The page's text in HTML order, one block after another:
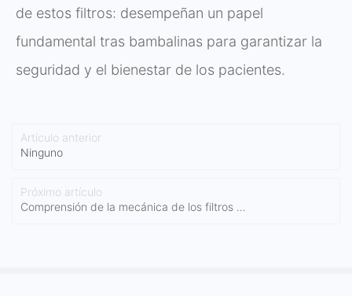
de estos filtros: desempeñan un papel
fundamental tras bambalinas para garantizar la
seguridad y el bienestar de los pacientes.
Artículo anterior
Ninguno
Próximo artículo
Comprensión de la mecánica de los filtros de